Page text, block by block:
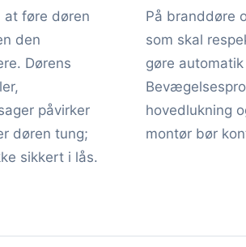
at føre døren
den
Dørens
påvirker
døren tung;
sikkert i lås.
På branddøre
som skal
gøre
hovedlukning
montør bør